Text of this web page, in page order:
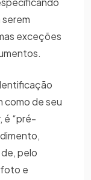
exceções
como de seu
é “pré-
pelo
foto e